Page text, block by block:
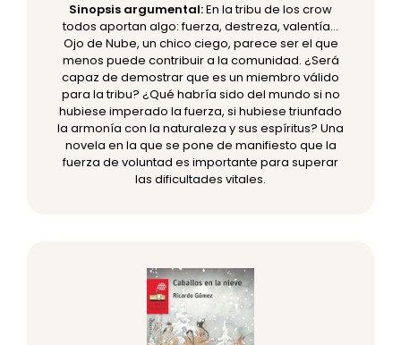
Sinopsis argumental:En la tribu de los crow
todos aportan algo: fuerza, destreza, valentía…
Ojo de Nube, un chico ciego, parece ser el que
menos puede contribuir a la comunidad. ¿Será
capaz de demostrar que es un miembro válido
para la tribu? ¿Qué habría sido del mundo si no
hubiese imperado la fuerza, si hubiese triunfado
la armonía con la naturaleza y sus espíritus? Una
novela en la que se pone de manifiesto que la
fuerza de voluntad es importante para superar
las dificultades vitales.